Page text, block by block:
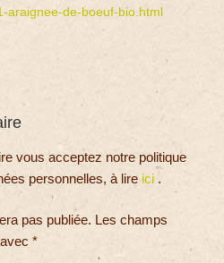
araignee-de-boeuf-bio.html
vous acceptez notre politique
personnelles, à lire ici .
pas publiée. Les champs
*